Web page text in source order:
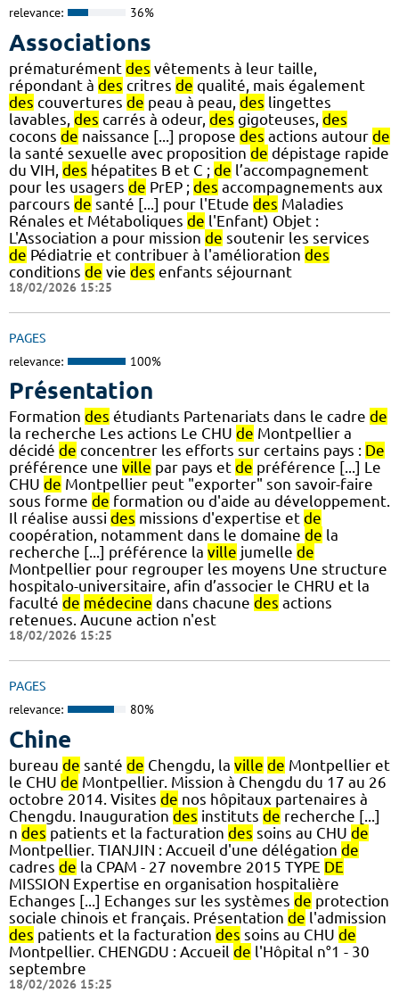
relevance: 36%
Associations
prématurément des vêtements à leur taille,
répondant à des critres de qualité, mais également
des couvertures de peau à peau, des lingettes
lavables, des carrés à odeur, des gigoteuses, des
cocons de naissance [...] propose des actions autour de
la santé sexuelle avec proposition de dépistage rapide
du VIH, des hépatites B et C ; de l’accompagnement
pour les usagers de PrEP ; des accompagnements aux
parcours de santé [...] pour l'Etude des Maladies
Rénales et Métaboliques de l'Enfant) Objet :
L'Association a pour mission de soutenir les services
de Pédiatrie et contribuer à l'amélioration des
conditions de vie des enfants séjournant
18/02/2026 15:25
PAGES
relevance: 100%
Présentation
Formation des étudiants Partenariats dans le cadre de
la recherche Les actions Le CHU de Montpellier a
décidé de concentrer les efforts sur certains pays : De
préférence une ville par pays et de préférence [...] Le
CHU de Montpellier peut "exporter" son savoir-faire
sous forme de formation ou d'aide au développement.
Il réalise aussi des missions d'expertise et de
coopération, notamment dans le domaine de la
recherche [...] préférence la ville jumelle de
Montpellier pour regrouper les moyens Une structure
hospitalo-universitaire, afin d’associer le CHRU et la
faculté de médecine dans chacune des actions
retenues. Aucune action n'est
18/02/2026 15:25
PAGES
relevance: 80%
Chine
bureau de santé de Chengdu, la ville de Montpellier et
le CHU de Montpellier. Mission à Chengdu du 17 au 26
octobre 2014. Visites de nos hôpitaux partenaires à
Chengdu. Inauguration des instituts de recherche [...]
n des patients et la facturation des soins au CHU de
Montpellier. TIANJIN : Accueil d'une délégation de
cadres de la CPAM - 27 novembre 2015 TYPE DE
MISSION Expertise en organisation hospitalière
Echanges [...] Echanges sur les systèmes de protection
sociale chinois et français. Présentation de l'admission
des patients et la facturation des soins au CHU de
Montpellier. CHENGDU : Accueil de l'Hôpital n°1 - 30
septembre
18/02/2026 15:25